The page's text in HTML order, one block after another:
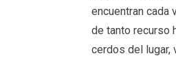
encuentran cada
de tanto recurso
cerdos del lugar,